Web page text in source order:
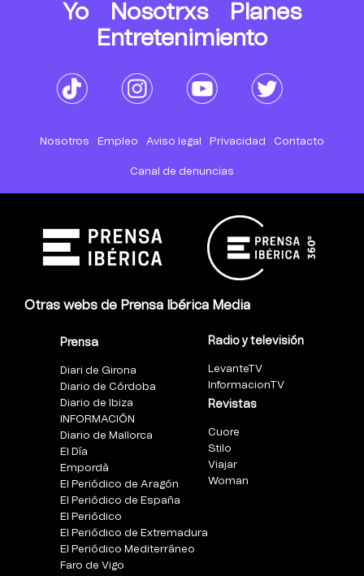
Yo Nosotrxs
Planes
Entretenimiento
Nosotros Empleo Aviso legal Privacidad Contacto
Canal de denuncias
Otras webs de Prensa Ibérica Media
Prensa
Diari de Girona
Diario de Córdoba
Diario de Ibiza
INFORMACIÓN
Diario de Mallorca
El Día
Empordà
El Periódico de Aragón
El Periódico de España
El Periódico
El Periódico de Extremadura
El Periódico Mediterráneo
Faro de Vigo
Radio y televisión
LevanteTV
InformacionTV
Revistas
Cuore
Stilo
Viajar
Woman